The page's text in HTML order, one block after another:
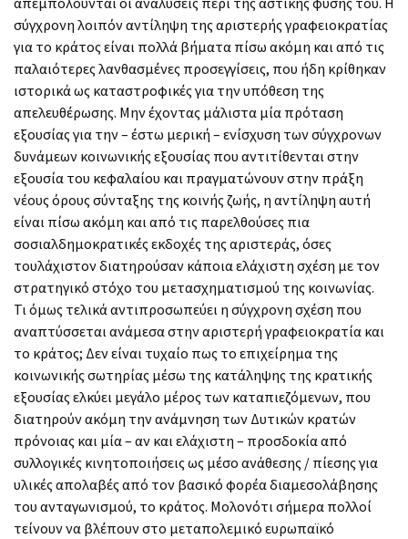
σύγχρονη λοιπόν αντίληψη της αριστερής γραφειοκρατίας
για το κράτος είναι πολλά βήματα πίσω ακόμη και από τις
παλαιότερες λανθασμένες προσεγγίσεις, που ήδη κρίθηκαν
ιστορικά ως καταστροφικές για την υπόθεση της
απελευθέρωσης. Μην έχοντας μάλιστα μία πρόταση
εξουσίας για την – έστω μερική – ενίσχυση των σύγχρονων
δυνάμεων κοινωνικής εξουσίας που αντιτίθενται στην
εξουσία του κεφαλαίου και πραγματώνουν στην πράξη
νέους όρους σύνταξης της κοινής ζωής, η αντίληψη αυτή
είναι πίσω ακόμη και από τις παρελθούσες πια
σοσιαλδημοκρατικές εκδοχές της αριστεράς, όσες
τουλάχιστον διατηρούσαν κάποια ελάχιστη σχέση με τον
στρατηγικό στόχο του μετασχηματισμού της κοινωνίας.
Τι όμως τελικά αντιπροσωπεύει η σύγχρονη σχέση που
αναπτύσσεται ανάμεσα στην αριστερή γραφειοκρατία και
το κράτος; Δεν είναι τυχαίο πως το επιχείρημα της
κοινωνικής σωτηρίας μέσω της κατάληψης της κρατικής
εξουσίας ελκύει μεγάλο μέρος των καταπιεζόμενων, που
διατηρούν ακόμη την ανάμνηση των Δυτικών κρατών
πρόνοιας και μία – αν και ελάχιστη – προσδοκία από
συλλογικές κινητοποιήσεις ως μέσο ανάθεσης / πίεσης για
υλικές απολαβές από τον βασικό φορέα διαμεσολάβησης
του ανταγωνισμού, το κράτος. Μολονότι σήμερα πολλοί
τείνουν να βλέπουν στο μεταπολεμικό ευρωπαϊκό